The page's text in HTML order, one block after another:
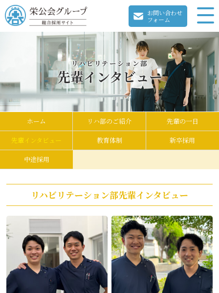
お問い合わせ
フォーム
リハビリテーション部
先輩インタビュー
ホーム リハ部のご紹介 先輩の一日
先輩インタビュー 教育体制 新卒採用
中途採用
リハビリテーション部先輩インタビュー